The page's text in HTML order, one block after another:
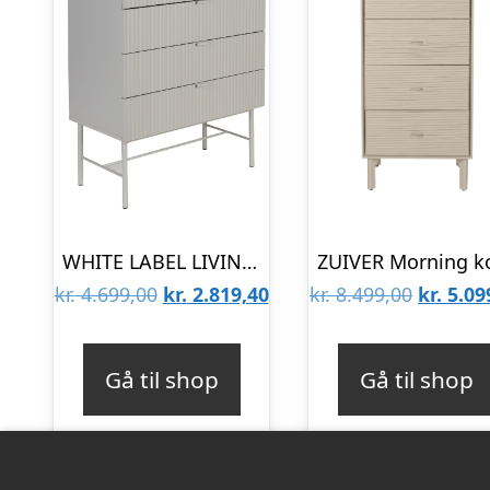
WHITE LABEL LIVING Cayo kommode, m. 4 skuffer – grå MDF og grå jern
kr.4.699,00 Den
kr. 4.699,00.
kr. 2.819,40Den
kr. 2.819,40.
Gå til shop
kr.8.499,00 Den
kr.
kr.
Gå til shop